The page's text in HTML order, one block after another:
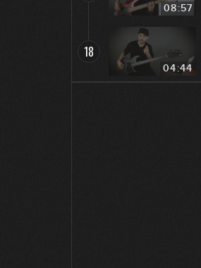
08:57
18
04:44